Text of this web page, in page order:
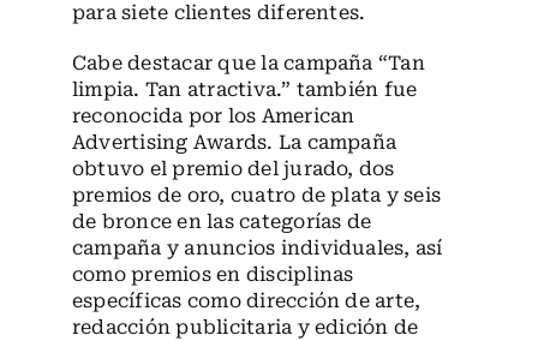
para siete clientes diferentes.
Cabe destacar que la campaña “Tan
limpia. Tan atractiva.” también fue
reconocida por los American
Advertising Awards. La campaña
obtuvo el premio del jurado, dos
premios de oro, cuatro de plata y seis
de bronce en las categorías de
campaña y anuncios individuales, así
como premios en disciplinas
específicas como dirección de arte,
redacción publicitaria y edición de